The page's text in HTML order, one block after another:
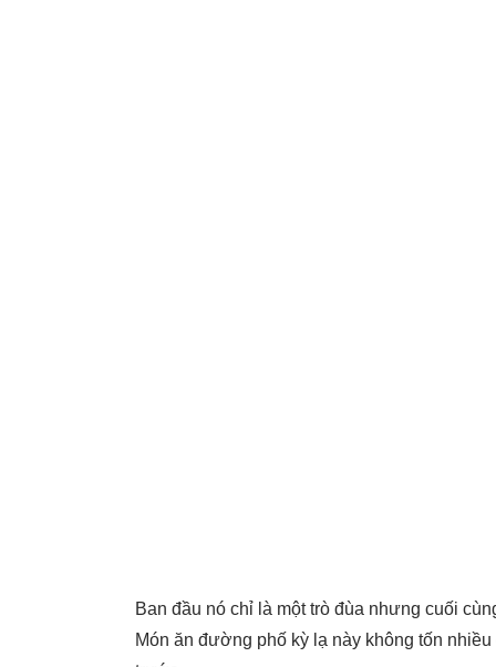
Ban đầu nó chỉ là một trò đùa nhưng cuối
Món ăn đường phố kỳ lạ này không tốn